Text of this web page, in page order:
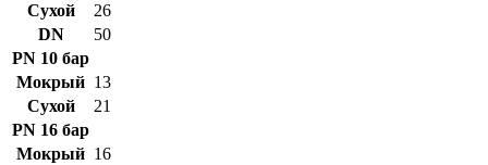
Сухой
26
DN
50
PN 10 бар
Мокрый 13
Сухой
21
PN 16 бар
Мокрый 16